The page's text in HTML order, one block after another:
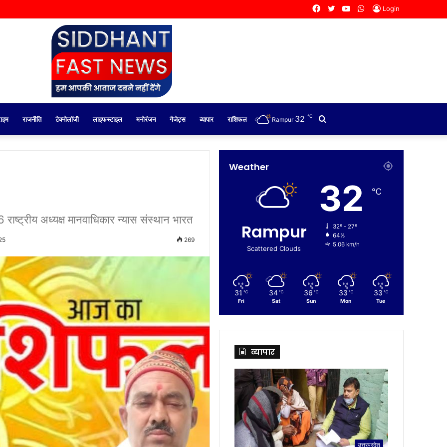
Login
WhatsApp
YouTube
Twitter
Facebook
राजनीति टेक्नोलॉजी लाइफस्टाइल मनोरंजन गैजेट्स व्यापार राशिफल
for
Rampur 32 ℃
अध्यक्ष मानवाधिकार न्यास संस्थान भारत
269
Weather
Rampur
Scattered Clouds
32 ℃
32º - 27º
64%
5.06 km/h
31 ℃
Fri
34 ℃
Sat
36 ℃
Sun
33 ℃
Mon
33 ℃
Tue
व्यापार
उत्तरप्रदेश